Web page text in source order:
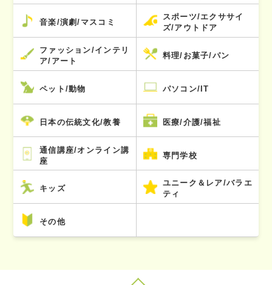
音楽/演劇/マスコミ
スポーツ/エクササイ
ズ/アウトドア
ファッション/インテリ
ア/アート
料理/お菓子/パン
ペット/動物 パソコン/IT
日本の伝統文化/教養 医療/介護/福祉
通信講座/オンライン講
座
専門学校
キッズ
ユニーク＆レア/バラエ
ティ
その他